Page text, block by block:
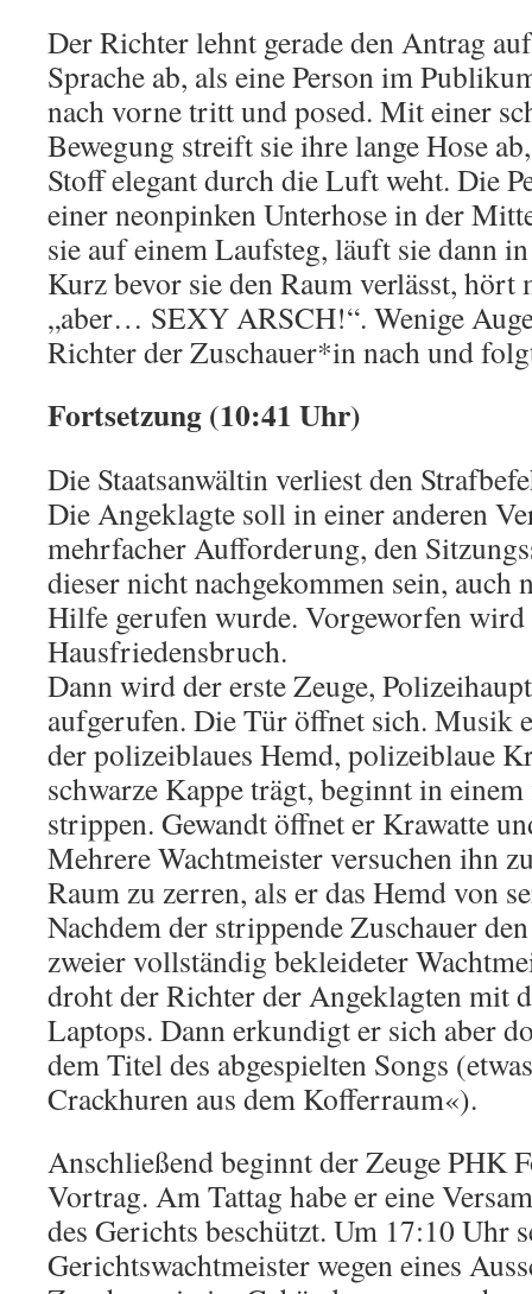
Der Richter lehnt gerade den Antrag
Sprache ab, als eine Person im
nach vorne tritt und posed. Mit einer
Bewegung streift sie ihre lange Hose
Stoff elegant durch die Luft weht. Die
einer neonpinken Unterhose in der
sie auf einem Laufsteg, läuft sie dann
Kurz bevor sie den Raum verlässt,
„aber… SEXY ARSCH!“. Wenige
Richter der Zuschauer*in nach und
Fortsetzung (10:41 Uhr)
Die Staatsanwältin verliest den
Die Angeklagte soll in einer anderen
mehrfacher Aufforderung, den
dieser nicht nachgekommen sein, auch
Hilfe gerufen wurde. Vorgeworfen
Hausfriedensbruch.
Dann wird der erste Zeuge,
aufgerufen. Die Tür öffnet sich. Musik
der polizeiblaues Hemd, polizeiblaue
schwarze Kappe trägt, beginnt in
strippen. Gewandt öffnet er Krawatte
Mehrere Wachtmeister versuchen ihn
Raum zu zerren, als er das Hemd von
Nachdem der strippende Zuschauer
zweier vollständig bekleideter
droht der Richter der Angeklagten mit
Laptops. Dann erkundigt er sich aber
dem Titel des abgespielten Songs
Crackhuren aus dem Kofferraum«).
Anschließend beginnt der Zeuge PHK
Vortrag. Am Tattag habe er eine
des Gerichts beschützt. Um 17:10 Uhr
Gerichtswachtmeister wegen eines